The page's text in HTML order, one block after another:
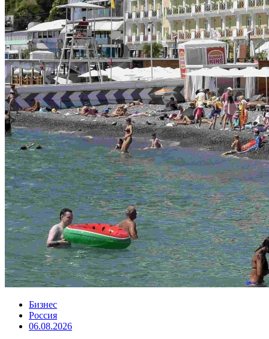
Бизнес
Россия
06.08.2026